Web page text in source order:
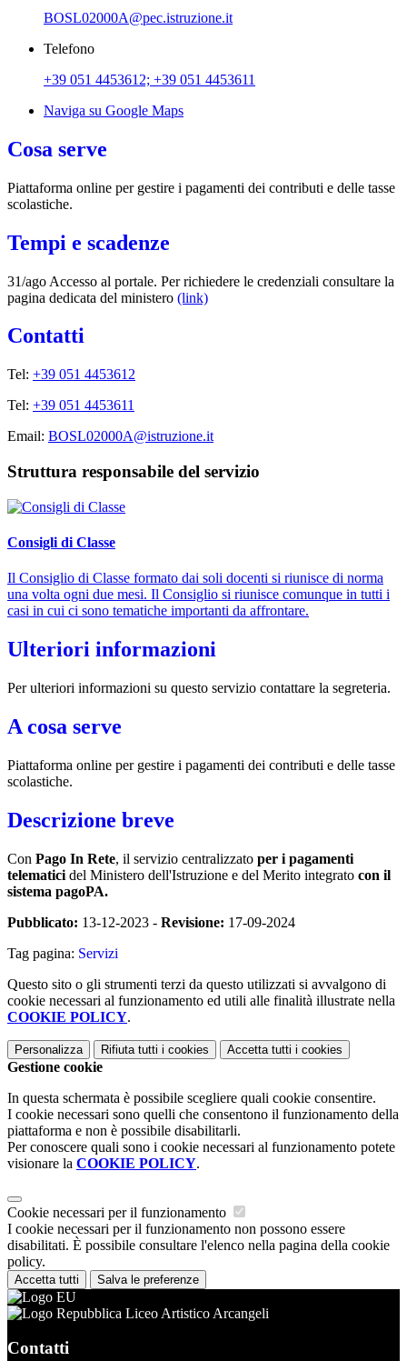
BOSL02000A@pec.istruzione.it
Telefono
+39 051 4453612; +39 051 4453611
Naviga su Google Maps
Cosa serve
Piattaforma online per gestire i pagamenti dei contributi e delle tasse
scolastiche.
Tempi e scadenze
31/ago Accesso al portale. Per richiedere le credenziali consultare la
pagina dedicata del ministero (link)
Contatti
Tel: +39 051 4453612
Tel: +39 051 4453611
Email: BOSL02000A@istruzione.it
Struttura responsabile del servizio
Consigli di Classe
Il Consiglio di Classe formato dai soli docenti si riunisce di norma
una volta ogni due mesi. Il Consiglio si riunisce comunque in tutti i
casi in cui ci sono tematiche importanti da affrontare.
Ulteriori informazioni
Per ulteriori informazioni su questo servizio contattare la segreteria.
A cosa serve
Piattaforma online per gestire i pagamenti dei contributi e delle tasse
scolastiche.
Descrizione breve
Con Pago In Rete, il servizio centralizzato per i pagamenti
telematici del Ministero dell'Istruzione e del Merito integrato con il
sistema pagoPA.
Pubblicato: 13-12-2023 - Revisione: 17-09-2024
Tag pagina: Servizi
Questo sito o gli strumenti terzi da questo utilizzati si avvalgono di
cookie necessari al funzionamento ed utili alle finalità illustrate nella
COOKIE POLICY.
Personalizza Rifiuta tutti i cookies Accetta tutti i cookies
Gestione cookie
In questa schermata è possibile scegliere quali cookie consentire.
I cookie necessari sono quelli che consentono il funzionamento della
piattaforma e non è possibile disabilitarli.
Per conoscere quali sono i cookie necessari al funzionamento potete
visionare la COOKIE POLICY.
Cookie necessari per il funzionamento
I cookie necessari per il funzionamento non possono essere
disabilitati. È possibile consultare l'elenco nella pagina della cookie
policy.
Accetta tutti Salva le preferenze
Liceo Artistico Arcangeli
Contatti